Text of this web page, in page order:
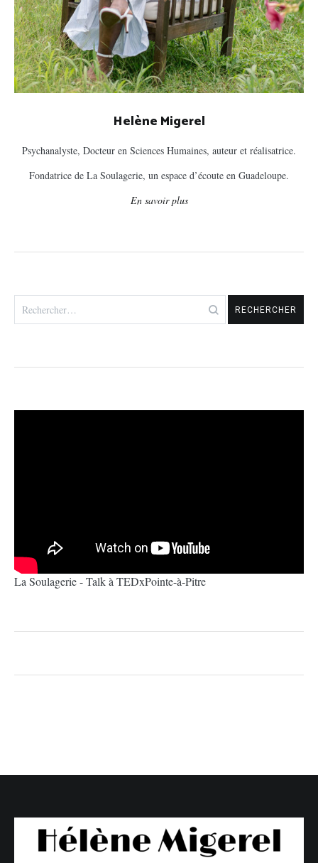
Helène Migerel
Psychanalyste, Docteur en Sciences Humaines, auteur et réalisatrice.
Fondatrice de La Soulagerie, un espace d’écoute en Guadeloupe.
En savoir plus
La Soulagerie - Talk à TEDxPointe-à-Pitre